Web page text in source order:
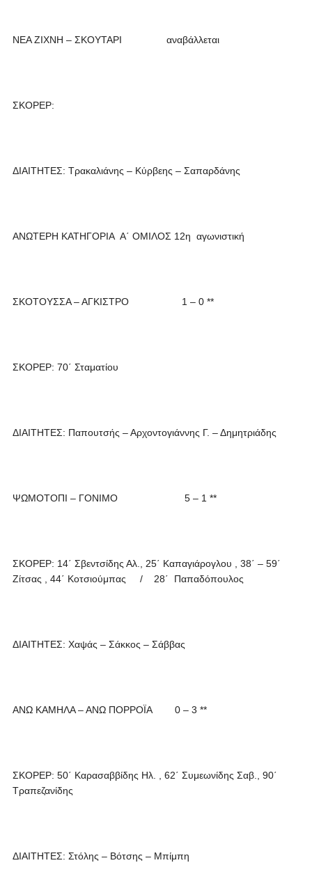
ΝΕΑ ΖΙΧΝΗ – ΣΚΟΥΤΑΡΙ αναβάλλεται
ΣΚΟΡΕΡ:
ΔΙΑΙΤΗΤΕΣ: Τρακαλιάνης – Κύρβεης – Σαπαρδάνης
ΑΝΩΤΕΡΗ ΚΑΤΗΓΟΡΙΑ Α΄ ΟΜΙΛΟΣ 12η αγωνιστική
ΣΚΟΤΟΥΣΣΑ – ΑΓΚΙΣΤΡΟ 1 – 0 **
ΣΚΟΡΕΡ: 70΄ Σταματίου
ΔΙΑΙΤΗΤΕΣ: Παπουτσής – Αρχοντογιάννης Γ. – Δημητριάδης
ΨΩΜΟΤΟΠΙ – ΓΟΝΙΜΟ 5 – 1 **
ΣΚΟΡΕΡ: 14΄ Σβεντσίδης Αλ., 25΄ Καπαγιάρογλου , 38΄ – 59΄
Ζίτσας , 44΄ Κοτσιούμπας / 28΄ Παπαδόπουλος
ΔΙΑΙΤΗΤΕΣ: Χαψάς – Σάκκος – Σάββας
ΑΝΩ ΚΑΜΗΛΑ – ΑΝΩ ΠΟΡΡΟΪΑ 0 – 3 **
ΣΚΟΡΕΡ: 50΄ Καρασαββίδης Ηλ. , 62΄ Συμεωνίδης Σαβ., 90΄
Τραπεζανίδης
ΔΙΑΙΤΗΤΕΣ: Στόλης – Βότσης – Μπίμπη